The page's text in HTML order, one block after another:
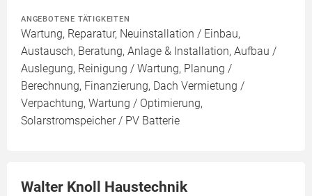
ANGEBOTENE TÄTIGKEITEN
Wartung, Reparatur, Neuinstallation / Einbau,
Austausch, Beratung, Anlage & Installation, Aufbau /
Auslegung, Reinigung / Wartung, Planung /
Berechnung, Finanzierung, Dach Vermietung /
Verpachtung, Wartung / Optimierung,
Solarstromspeicher / PV Batterie
Walter Knoll Haustechnik